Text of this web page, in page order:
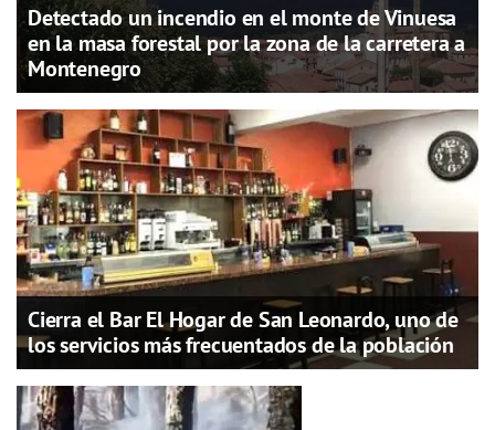
Detectado un incendio en el monte de Vinuesa
en la masa forestal por la zona de la carretera a
Montenegro
Cierra el Bar El Hogar de San Leonardo, uno de
los servicios más frecuentados de la población